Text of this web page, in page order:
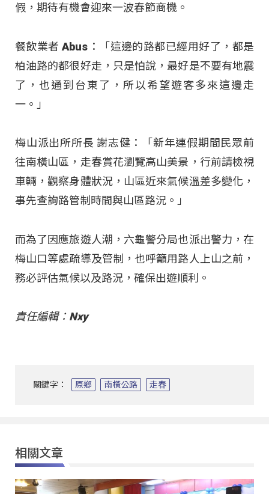
假，期待有機會迎來一波春節商機。
餐飲業者 Abus：「這邊的路都已經用好了，都是
柏油路的都很好走，只是怕說，最好是不要有地震
了，也通到台東了，所以希望遊客多來這邊走
一。」
梅山派出所所長 謝志健：「新年連假期間民眾前
往南橫山區，走春賞花瀏覽高山美景，行前請檢視
車輛，觀察身體狀況，山區近來氣候溫差多變化，
事先查詢路管制時間與山區路況。」
而為了因應旅遊人潮，六龜警分局也派出警力，在
梅山口等處疏導及管制，也呼籲用路人上山之前，
務必評估氣候以及路況，確保出遊順利。
責任編輯：Nxy
關鍵字： 原鄉 南橫公路 走春
相關文章